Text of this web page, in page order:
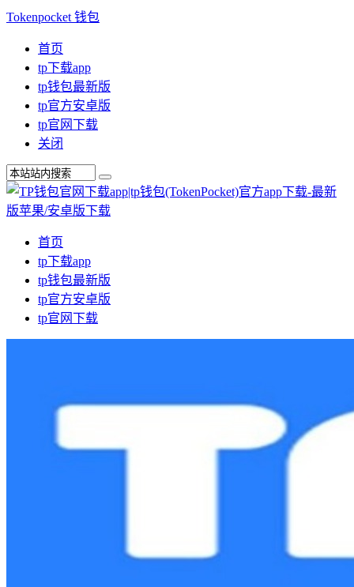
Tokenpocket 钱包
首页
tp下载app
tp钱包最新版
tp官方安卓版
tp官网下载
关闭
首页
tp下载app
tp钱包最新版
tp官方安卓版
tp官网下载